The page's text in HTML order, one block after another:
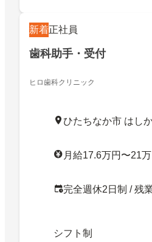
新着正社員
歯科助手・受付
ヒロ歯科クリニック
ひたちなか市 はし
月給17.6万円〜21万
完全週休2日制 / 残
シフト制